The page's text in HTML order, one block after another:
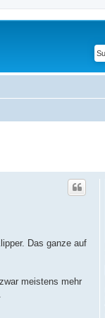
Das ganze auf
meistens mehr